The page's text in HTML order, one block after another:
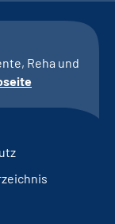
Reha und